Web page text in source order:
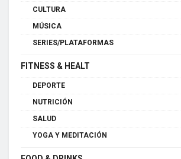
CULTURA
MÚSICA
SERIES/PLATAFORMAS
FITNESS & HEALT
DEPORTE
NUTRICIÓN
SALUD
YOGA Y MEDITACIÓN